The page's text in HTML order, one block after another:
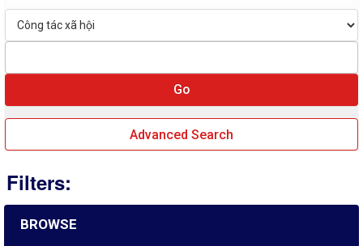
Advanced Search
Filters:
BROWSE